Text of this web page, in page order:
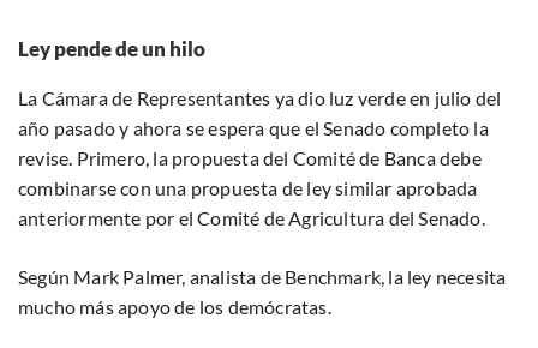
Ley pende de un hilo
La Cámara de Representantes ya dio luz verde en julio del
año pasado y ahora se espera que el Senado completo la
revise. Primero, la propuesta del Comité de Banca debe
combinarse con una propuesta de ley similar aprobada
anteriormente por el Comité de Agricultura del Senado.
Según Mark Palmer, analista de Benchmark, la ley necesita
mucho más apoyo de los demócratas.